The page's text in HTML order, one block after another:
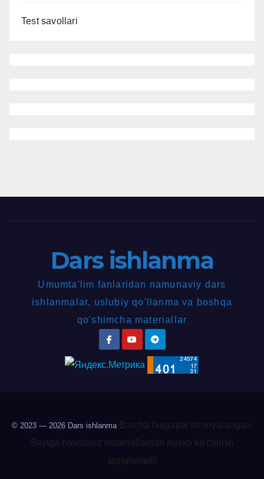
Test savollari
Dars ishlanma
Umumta'lim fanlaridan namunaviy dars
ishlanmalar, uslubiy qo'llanma va boshqa
qo'shimcha materiallar
© 2023 — 2026Dars ishlanmaBarcha huquqlar himoyalangan.
Saytga havolasiz materiallardan nusxa ko'chirish
taqiqlanadi!